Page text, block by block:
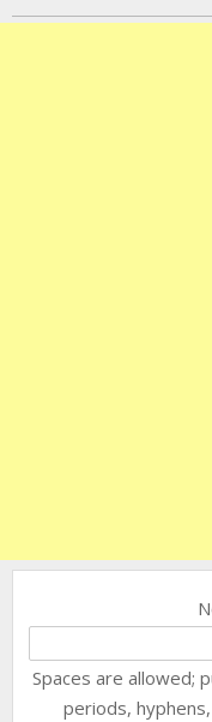
Spaces are allowed;
periods,